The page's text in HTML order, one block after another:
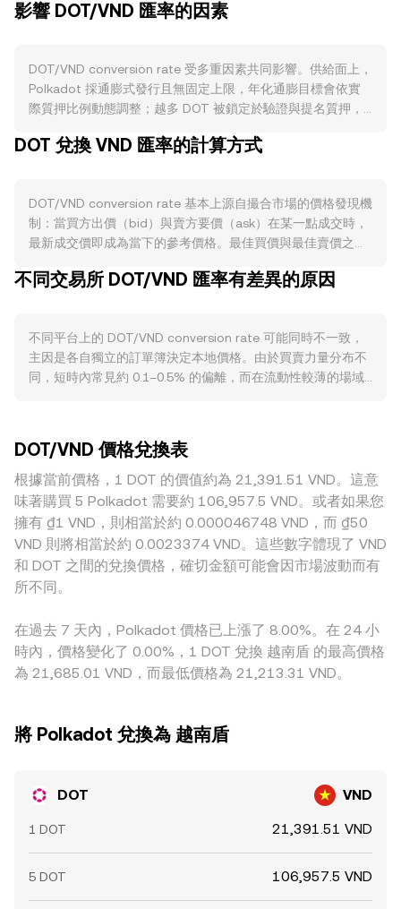
影響 DOT/VND 匯率的因素
DOT/VND conversion rate 受多重因素共同影響。供給面上，
Polkadot 採通膨式發行且無固定上限，年化通膨目標會依實
際質押比例動態調整；越多 DOT 被鎖定於驗證與提名質押，
半」機制，也較少常態性銷毀；不過國庫支出與治理提案可能
Coretime）租用與保證金需求、跨鏈訊息傳遞（XCMP）的實
用性、在 Astar、Acala、HydraDX 等生態中的交易與 DeFi 用
途，以及質押收益對持幣與再配置的影響。宏觀層面，DOT 通
DOT 的走勢。同時，VND 的強弱與當地利率與風險偏好變
討論、交易平台上架與下架、Web3 Foundation 關於 DOT 性
質的溝通，以及越南對加密交易與法幣入出金規範的變化。技
術面上，期貨資金費率的偏多或偏空、主要交易所 DOT 期權
動 DOT/VND conversion rate 的波動幅度與節奏。
DOT 兌換 VND 匯率的計算方式
DOT/VND conversion rate 基本上源自撮合市場的價格發現機
制：當買方出價（bid）與賣方要價（ask）在某一點成交時，
最新成交價即成為當下的參考價格。最佳買價與最佳賣價之間
price），常被視為即時參考水位。若觀察多個交易場所，資料
大的市場對整體影響更大。對於簡單換算，若已知當前
DOT/VND conversion rate，則以 VND 計價的價值等於 DOT
數量乘以該 conversion rate；反過來，以 VND 換算 DOT
做市商（AMM）的池子常遵循 x × y = k 的恆定乘積模型，其
中即時價格可近似為池中兩資產儲備的比值 y/x；當大單交易
改變儲備比例時，池內價格即隨之調整。綜合而言，中心化交
易所的訂單簿撮合、跨所 VWAP 以及部分 DEX 之 AMM 定價
共同構成 DOT/VND conversion rate 的來源與參考框架。
不同交易所 DOT/VND 匯率有差異的原因
不同平台上的 DOT/VND conversion rate 可能同時不一致，
主因是各自獨立的訂單簿決定本地價格。由於買賣力量分布不
同，短時內常見約 0.1–0.5% 的偏離，而在流動性較薄的場域
規成本，可能使部分越南投資者偏好特定平台或交易路徑，導
致 DOT/VND 報價呈現地域性溢價或折價。此外，許多場所的
基礎報價事實上先以 DOT/USDT 形成，再透過 USDT 與 VND
的換算或本地場外價格傳導到 DOT/VND，因此 USDT 相對
VND 的溢折價與基差會間接影響最終顯示的 conversion
rate。跨所套利雖能在價差擴大時進場收斂不同平台之間的報
價，但受限於手續費、提現與入金速度、風險限額與合規流
程，套利無法即時且完全消除差異，因而保留了跨所之間的細
DOT/VND 價格兌換表
根據當前價格，1 DOT 的價值約為 21,391.51 VND。這意
味著購買 5 Polkadot 需要約 106,957.5 VND。或者如果您
擁有 ₫1 VND，則相當於約 0.000046748 VND，而 ₫50
VND 則將相當於約 0.0023374 VND。這些數字體現了 VND
和 DOT 之間的兌換價格，確切金額可能會因市場波動而有
所不同。
在過去 7 天內，Polkadot 價格已上漲了 8.00%。在 24 小
時內，價格變化了 0.00%，1 DOT 兌換 越南盾 的最高價格
為 21,685.01 VND，而最低價格為 21,213.31 VND。
將 Polkadot 兌換為 越南盾
DOT VND
1 DOT 21,391.51 VND
5 DOT 106,957.5 VND